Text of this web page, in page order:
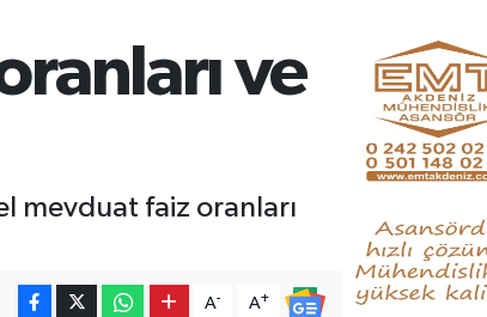
ve
mevduat faiz oranları
A- A+